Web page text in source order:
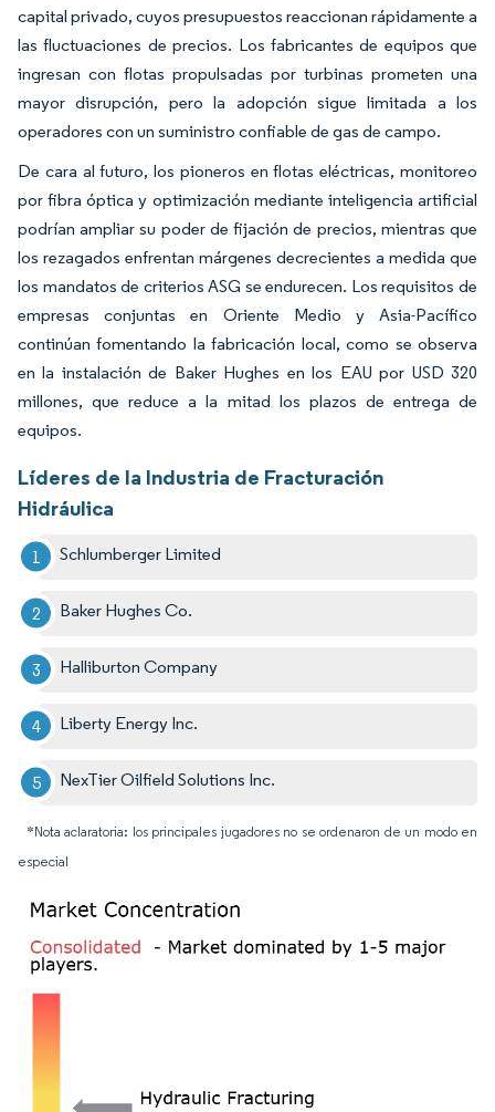
capital privado, cuyos presupuestos reaccionan rápidamente a
las fluctuaciones de precios. Los fabricantes de equipos que
ingresan con flotas propulsadas por turbinas prometen una
mayor disrupción, pero la adopción sigue limitada a los
operadores con un suministro confiable de gas de campo.
De cara al futuro, los pioneros en flotas eléctricas, monitoreo
por fibra óptica y optimización mediante inteligencia artificial
podrían ampliar su poder de fijación de precios, mientras que
los rezagados enfrentan márgenes decrecientes a medida que
los mandatos de criterios ASG se endurecen. Los requisitos de
empresas conjuntas en Oriente Medio y Asia-Pacífico
continúan fomentando la fabricación local, como se observa
en la instalación de Baker Hughes en los EAU por USD 320
millones, que reduce a la mitad los plazos de entrega de
equipos.
Líderes de la Industria de Fracturación
Hidráulica
Schlumberger Limited
Baker Hughes Co.
Halliburton Company
Liberty Energy Inc.
NexTier Oilfield Solutions Inc.
*Nota aclaratoria: los principales jugadores no se ordenaron de un modo en
especial